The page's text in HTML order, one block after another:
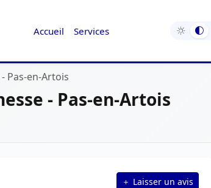
Accueil Services
Pas-en-Artois
- Pas-en-Artois
Laisser un avis